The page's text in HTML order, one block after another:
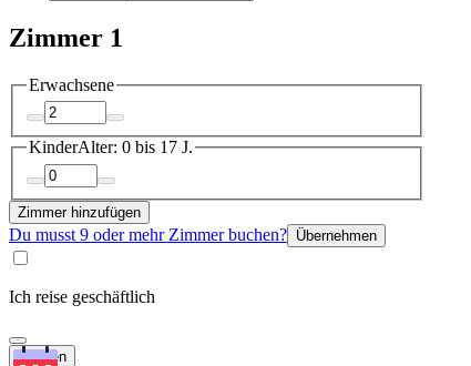
Zimmer 1
Erwachsene
KinderAlter: 0 bis 17 J.
Zimmer hinzufügen
Du musst 9 oder mehr Zimmer buchen? Übernehmen
Ich reise geschäftlich
Suchen